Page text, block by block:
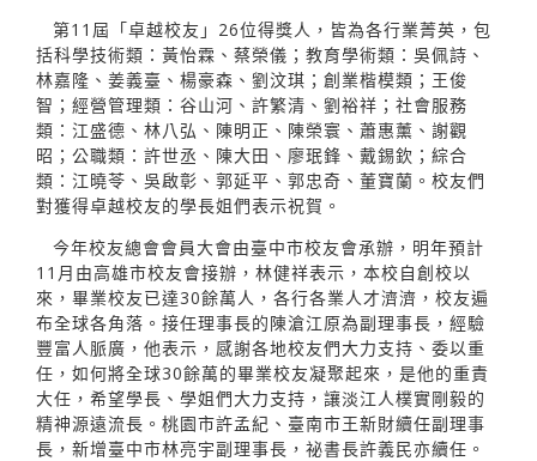
第11屆「卓越校友」26位得獎人，皆為各行業菁英，包
括科學技術類：黃怡霖、蔡榮儀；教育學術類：吳佩詩、
林嘉隆、姜義臺、楊豪森、劉汶琪；創業楷模類；王俊
智；經營管理類：谷山河、許繁清、劉裕祥；社會服務
類：江盛德、林八弘、陳明正、陳榮寰、蕭惠薰、謝觀
昭；公職類：許世丞、陳大田、廖珉鋒、戴錫欽；綜合
類：江曉苓、吳啟彰、郭延平、郭忠奇、董寶蘭。校友們
對獲得卓越校友的學長姐們表示祝賀。
今年校友總會會員大會由臺中市校友會承辦，明年預計
11月由高雄市校友會接辦，林健祥表示，本校自創校以
來，畢業校友已達30餘萬人，各行各業人才濟濟，校友遍
布全球各角落。接任理事長的陳滄江原為副理事長，經驗
豐富人脈廣，他表示，感謝各地校友們大力支持、委以重
任，如何將全球30餘萬的畢業校友凝聚起來，是他的重責
大任，希望學長、學姐們大力支持，讓淡江人樸實剛毅的
精神源遠流長。桃園市許孟紀、臺南市王新財續任副理事
長，新增臺中市林亮宇副理事長，祕書長許義民亦續任。